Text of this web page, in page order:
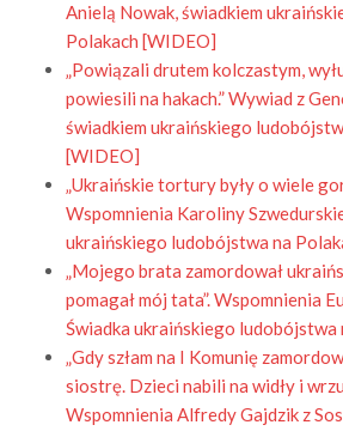
Anielą Nowak, świadkiem
Polakach [WIDEO]
„Powiązali drutem kolczastym,
powiesili na hakach.” Wywiad z
świadkiem ukraińskiego
[WIDEO]
„Ukraińskie tortury były o wiele
Wspomnienia Karoliny
ukraińskiego ludobójstwa na
„Mojego brata zamordował
pomagał mój tata”. Wspomnienia
Świadka ukraińskiego
„Gdy szłam na I Komunię
siostrę. Dzieci nabili na widły i
Wspomnienia Alfredy Gajdzik z